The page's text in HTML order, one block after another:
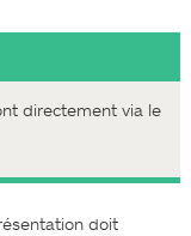
directement via le
doit